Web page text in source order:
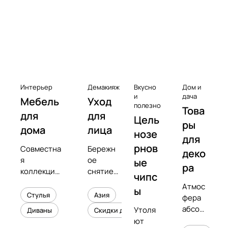
а
р
к
в
и
н
и
л
о
в
Интерьер
Мебель
для
дома
Совместна
я
коллекция
предметны
м
дизайнеро
Стулья
Диваны
Демакияж
Уход
для
лица
Бережн
ое
снятие
и
увлажне
ние
Азия
Скидки до 50%
Вкусно
и
полезно
Цель
нозе
рнов
ые
чипс
ы
Утоля
ют
Дом и
дача
Това
ры
для
деко
ра
Атмос
фера
абсол